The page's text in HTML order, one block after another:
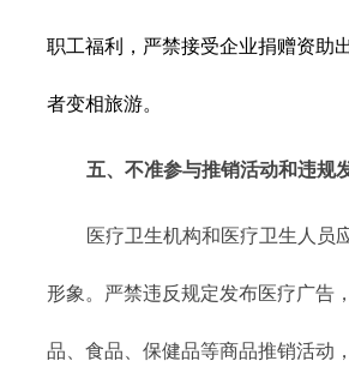
职工福利，严禁接受企业捐赠资助
者变相旅游。
五、不准参与推销活动和违规
医疗卫生机构和医疗卫生人员
形象。严禁违反规定发布医疗广告
品、食品、保健品等商品推销活动